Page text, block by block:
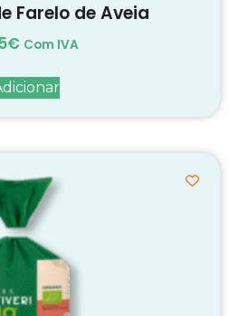
Farelo de Aveia
€ Com IVA